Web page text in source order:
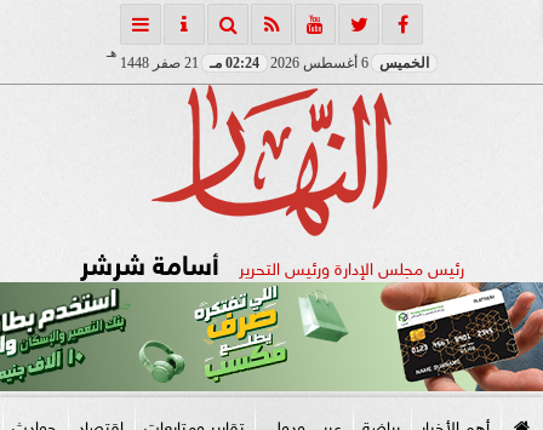
الخميس 02:24 مـ 21 صفر 1448
هـ
رئيس مجلس الإدارة ورئيس التحرير أسامة شرشر